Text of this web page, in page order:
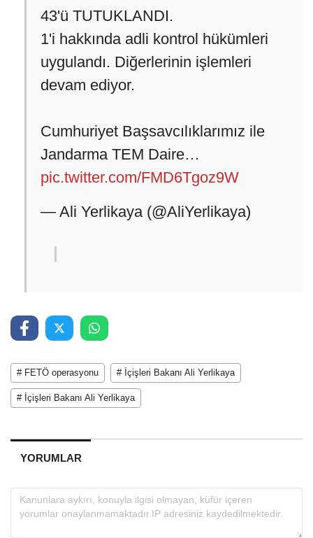
43'ü TUTUKLANDI.
1'i hakkında adli kontrol hükümleri
uygulandı. Diğerlerinin işlemleri
devam ediyor.
Cumhuriyet Başsavcılıklarımız ile
Jandarma TEM Daire…
pic.twitter.com/FMD6Tgoz9W
— Ali Yerlikaya (@AliYerlikaya)
# FETÖ operasyonu # İçişleri Bakanı Ali Yerlikaya
# İçişleri Bakanı Ali Yerlikaya
YORUMLAR